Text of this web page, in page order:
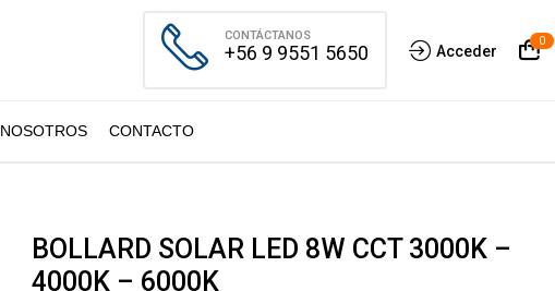
CONTÁCTANOS
+56 9 9551 5650 Acceder
0
NOSOTROS CONTACTO
BOLLARD SOLAR LED 8W CCT 3000K –
4000K – 6000K